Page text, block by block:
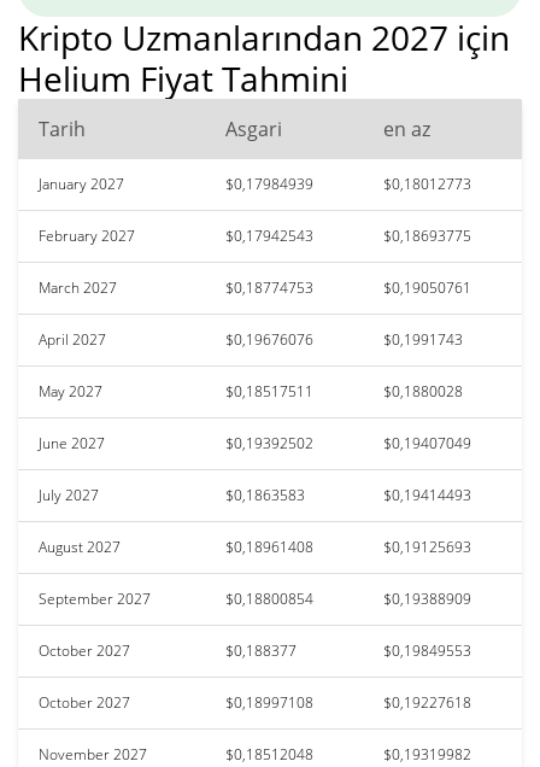
Kripto Uzmanlarından 2027 için
Helium Fiyat Tahmini
Tarih Asgari en az
January 2027 $0,17984939 $0,18012773
February 2027 $0,17942543 $0,18693775
March 2027 $0,18774753 $0,19050761
April 2027 $0,19676076 $0,1991743
May 2027 $0,18517511 $0,1880028
June 2027 $0,19392502 $0,19407049
July 2027 $0,1863583 $0,19414493
August 2027 $0,18961408 $0,19125693
September 2027 $0,18800854 $0,19388909
October 2027 $0,188377 $0,19849553
October 2027 $0,18997108 $0,19227618
November 2027 $0,18512048 $0,19319982